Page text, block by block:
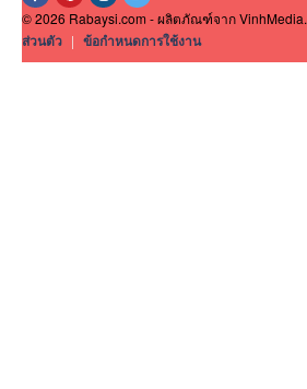
© 2026 Rabaysi.com - ผลิตภัณฑ์จาก VinhMedia.
ส่วนตัว | ข้อกำหนดการใช้งาน